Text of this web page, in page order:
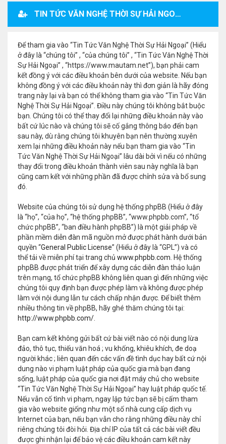
TIN TỨC VĂN NGHỆ THỜI SỰ HẢI NGOẠI - ĐĂNG KÝ THÀNH VIÊN
Để tham gia vào “Tin Tức Văn Nghệ Thời Sự Hải Ngoại” (Hiểu
ở đây là “chúng tôi” , “của chúng tôi” , “Tin Tức Văn Nghệ Thời
Sự Hải Ngoại” , “https://www.mautam.net”), bạn phải cam
kết đồng ý với các điều khoản bên dưới của website. Nếu bạn
không đồng ý với các điều khoản này thì đơn giản là hãy đóng
trang này lại và bạn có thể không tham gia vào “Tin Tức Văn
Nghệ Thời Sự Hải Ngoại”. Điều này chúng tôi không bắt buộc
bạn. Chúng tôi có thể thay đổi lại những điều khoản này vào
bất cứ lúc nào và chúng tôi sẽ cố gắng thông báo đến bạn
sau này, dù rằng chúng tôi khuyên bạn nên thường xuyên
xem lại những điều khoản này nếu bạn tham gia vào “Tin
Tức Văn Nghệ Thời Sự Hải Ngoại” lâu dài bởi vì nếu có những
thay đổi trong điều khoản thành viên sau này nghĩa là bạn
cũng cam kết với những phần đã được chỉnh sửa và bổ sung
đó.
Website của chúng tôi sử dụng hệ thống phpBB (Hiểu ở đây
là “họ”, “của họ”, “hệ thống phpBB”, “www.phpbb.com”, “tổ
chức phpBB”, “ban điều hành phpBB”) là một giải pháp về
phần mềm diễn đàn mã nguồn mở được phát hành dưới bản
quyền “General Public License” (Hiểu ở đây là “GPL”) và có
thể tải về miễn phí tại trang chủ www.phpbb.com . Hệ thống
phpBB được phát triển để xây dựng các diễn đàn thảo luận
trên mạng, tổ chức phpBB không liên quan gì đến những việc
chúng tôi quy định bạn được phép làm và không được phép
làm với nội dung lẫn tư cách chấp nhận được. Để biết thêm
nhiều thông tin về phpBB, hãy ghé thăm chúng tôi tại:
http://www.phpbb.com/
Bạn cam kết không gửi bất cứ bài viết nào có nội dung lừa
đảo, thô tục, thiếu văn hoá ; vu khống, khiêu khích, đe doạ
người khác ; liên quan đến các vấn đề tình dục hay bất cứ nội
dung nào vi phạm luật pháp của quốc gia mà bạn đang
sống, luật pháp của quốc gia nơi đặt máy chủ cho website
“Tin Tức Văn Nghệ Thời Sự Hải Ngoại” hay luật pháp quốc tế.
Nếu vẫn cố tình vi phạm, ngay lập tức bạn sẽ bị cấm tham
gia vào website giống như một số nhà cung cấp dịch vụ
Internet của bạn, nếu bạn vẫn cho rằng những điều này chỉ
riêng chúng tôi đòi hỏi. Địa chỉ IP của tất cả các bài viết đều
được ghi nhận lại để bảo vệ các điều khoản cam kết này